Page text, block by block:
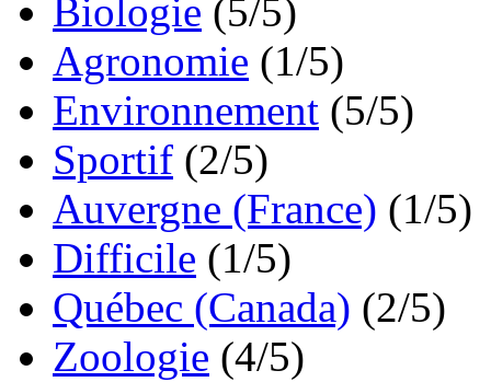
Biologie (5/5)
Agronomie (1/5)
Environnement (5/5)
Sportif (2/5)
Auvergne (France) (1/5)
Difficile (1/5)
Québec (Canada) (2/5)
Zoologie (4/5)